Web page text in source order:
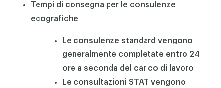
Tempi di consegna per le consulenze
ecografiche
Le consulenze standard vengono
generalmente completate entro 24
ore a seconda del carico di lavoro
Le consultazioni STAT vengono